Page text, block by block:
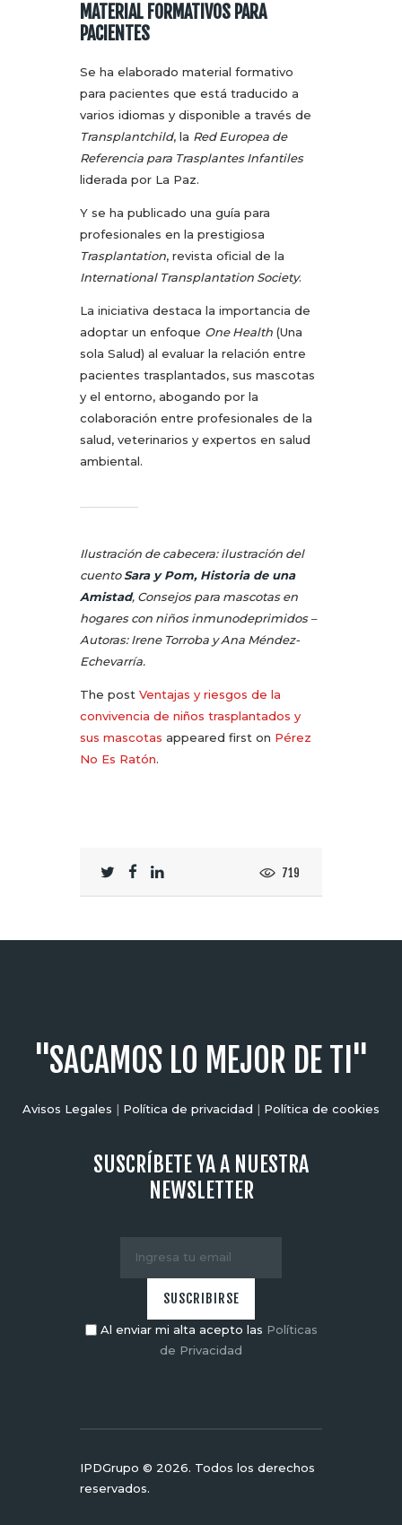
MATERIAL FORMATIVOS PARA
PACIENTES
Se ha elaborado material formativo
para pacientes que está traducido a
varios idiomas y disponible a través de
Transplantchild, la Red Europea de
Referencia para Trasplantes Infantiles
liderada por La Paz.
Y se ha publicado una guía para
profesionales en la prestigiosa
Trasplantation, revista oficial de la
International Transplantation Society.
La iniciativa destaca la importancia de
adoptar un enfoque One Health (Una
sola Salud) al evaluar la relación entre
pacientes trasplantados, sus mascotas
y el entorno, abogando por la
colaboración entre profesionales de la
salud, veterinarios y expertos en salud
ambiental.
Ilustración de cabecera: ilustración del
cuentoSara y Pom, Historia de una
Amistad, Consejos para mascotas en
hogares con niños inmunodeprimidos –
Autoras: Irene Torroba y Ana Méndez-
Echevarría.
The post Ventajas y riesgos de la
convivencia de niños trasplantados y
sus mascotas appeared first on Pérez
No Es Ratón.
719
"SACAMOS LO MEJOR DE TI"
Avisos Legales | Política de privacidad | Política de cookies
SUSCRÍBETE YA A NUESTRA
NEWSLETTER
Al enviar mi alta acepto las Políticas
de Privacidad
IPDGrupo © 2026. Todos los derechos
reservados.